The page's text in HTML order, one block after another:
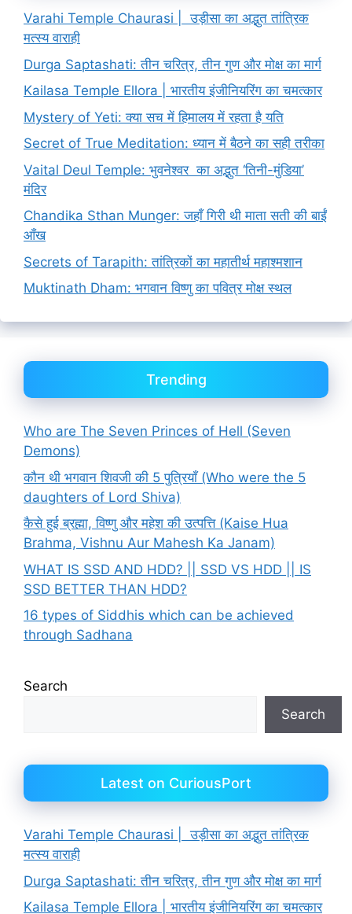
Varahi Temple Chaurasi | उड़ीसा का अद्भुत तांत्रिक
मत्स्य वाराही
Durga Saptashati: तीन चरित्र, तीन गुण और मोक्ष का मार्ग
Kailasa Temple Ellora | भारतीय इंजीनियरिंग का चमत्कार
Mystery of Yeti: क्या सच में हिमालय में रहता है यति
Secret of True Meditation: ध्यान में बैठने का सही तरीका
Vaital Deul Temple: भुवनेश्वर का अद्भुत ‘तिनी-मुंडिया’
मंदिर
Chandika Sthan Munger: जहाँ गिरी थी माता सती की बाईं
आँख
Secrets of Tarapith: तांत्रिकों का महातीर्थ महाश्मशान
Muktinath Dham: भगवान विष्णु का पवित्र मोक्ष स्थल
Trending
Who are The Seven Princes of Hell (Seven
Demons)
कौन थी भगवान शिवजी की 5 पुत्रियाँ (Who were the 5
daughters of Lord Shiva)
कैसे हुई ब्रह्मा, विष्णु और महेश की उत्पत्ति (Kaise Hua
Brahma, Vishnu Aur Mahesh Ka Janam)
WHAT IS SSD AND HDD? || SSD VS HDD || IS
SSD BETTER THAN HDD?
16 types of Siddhis which can be achieved
through Sadhana
Search
Search
Latest on CuriousPort
Varahi Temple Chaurasi | उड़ीसा का अद्भुत तांत्रिक
मत्स्य वाराही
Durga Saptashati: तीन चरित्र, तीन गुण और मोक्ष का मार्ग
Kailasa Temple Ellora | भारतीय इंजीनियरिंग का चमत्कार